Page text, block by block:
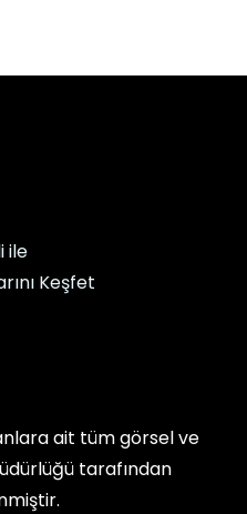
ile
Keşfet
ait tüm görsel ve
tarafından